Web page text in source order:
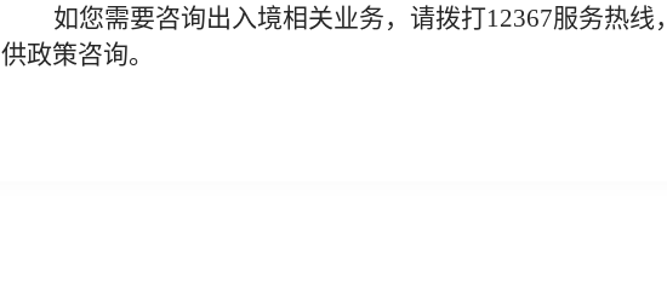
如您需要咨询出入境相关业务，请拨打12367服务热线，
供政策咨询。